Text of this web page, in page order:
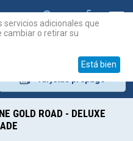
GOLD ROAD - DELUXE
servicios adicionales que
cambiar o retirar su
Está bien